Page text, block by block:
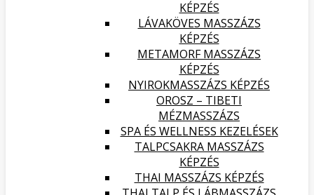
KÉPZÉS
LÁVAKÖVES MASSZÁZS
KÉPZÉS
METAMORF MASSZÁZS
KÉPZÉS
NYIROKMASSZÁZS KÉPZÉS
OROSZ – TIBETI
MÉZMASSZÁZS
SPA ÉS WELLNESS KEZELÉSEK
TALPCSAKRA MASSZÁZS
KÉPZÉS
THAI MASSZÁZS KÉPZÉS